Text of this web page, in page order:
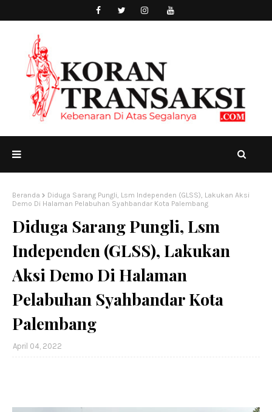
Beranda
Diduga Sarang Pungli, Lsm Independen (GLSS), Lakukan Aksi
Demo Di Halaman Pelabuhan Syahbandar Kota Palembang
Diduga Sarang Pungli, Lsm
Independen (GLSS), Lakukan
Aksi Demo Di Halaman
Pelabuhan Syahbandar Kota
Palembang
April 04, 2022